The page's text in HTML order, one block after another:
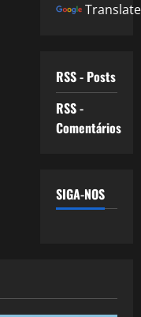
Translate
RSS - Posts
RSS -
Comentários
SIGA-NOS